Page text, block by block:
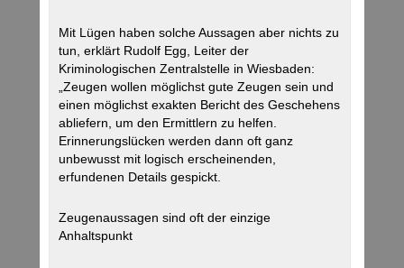
Mit Lügen haben solche Aussagen aber nichts zu
tun, erklärt Rudolf Egg, Leiter der
Kriminologischen Zentralstelle in Wiesbaden:
„Zeugen wollen möglichst gute Zeugen sein und
einen möglichst exakten Bericht des Geschehens
abliefern, um den Ermittlern zu helfen.
Erinnerungslücken werden dann oft ganz
unbewusst mit logisch erscheinenden,
erfundenen Details gespickt.
Zeugenaussagen sind oft der einzige
Anhaltspunkt